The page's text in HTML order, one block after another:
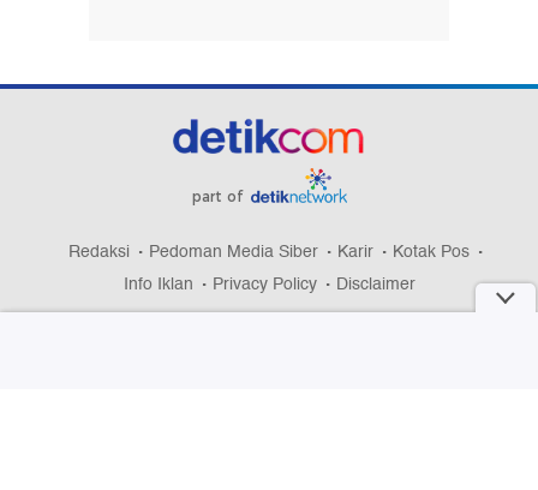
part of
Redaksi Pedoman Media Siber Karir
Kotak Pos
Info Iklan
Privacy Policy Disclaimer